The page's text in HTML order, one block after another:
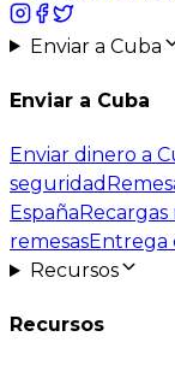
Enviar a Cuba
Enviar a Cuba
Enviar dinero a
seguridad
EspañaRecargas
remesasEntrega
Recursos
Recursos